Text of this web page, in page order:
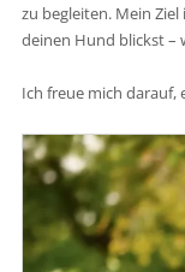
zu begleiten. Mein
deinen Hund blickst –
Ich freue mich darauf,